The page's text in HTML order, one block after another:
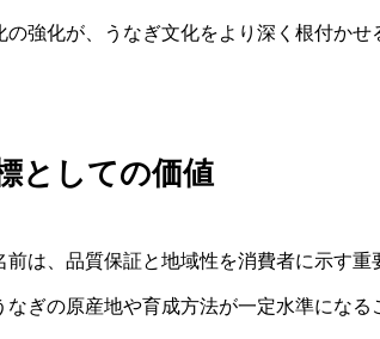
強化が、うなぎ文化をより深く根付かせ
としての価値
前は、品質保証と地域性を消費者に示す
なぎの原産地や育成方法が一定水準にな